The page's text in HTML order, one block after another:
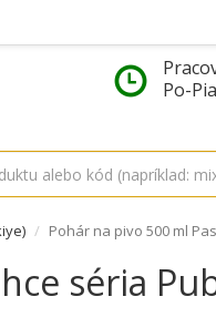
Po-
Pohár na pivo 500 ml
séria